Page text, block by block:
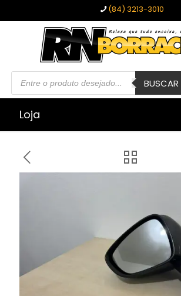
(84) 3213-3010
Pesquisar
produtos BUSCAR
Loja